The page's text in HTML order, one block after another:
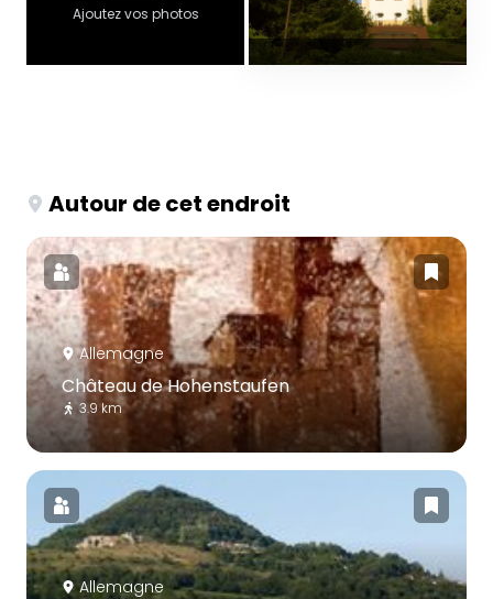
Ajoutez vos photos
Autour de cet endroit
Allemagne
Château de Hohenstaufen
3.9 km
Allemagne